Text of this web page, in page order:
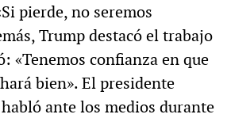
pierde, no seremos
Trump destacó el trabajo
«Tenemos confianza en que
bien». El presidente
ante los medios durante